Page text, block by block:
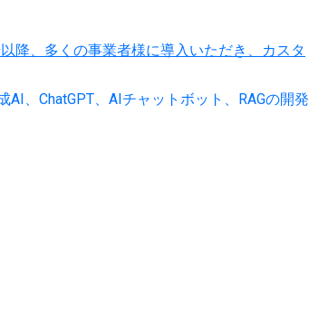
降、多くの事業者様に導入いただき、カスタ
AI、ChatGPT、AIチャットボット、RAGの開発